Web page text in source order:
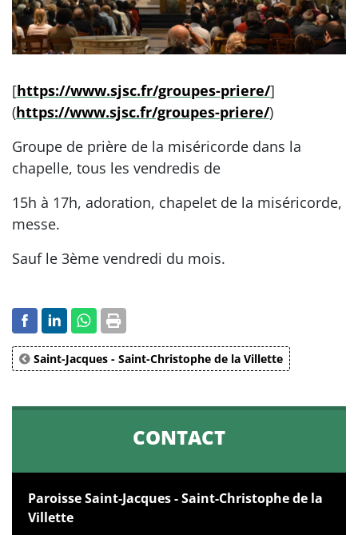
[https://www.sjsc.fr/groupes-priere/]
(https://www.sjsc.fr/groupes-priere/)
Groupe de prière de la miséricorde dans la
chapelle, tous les vendredis de
15h à 17h, adoration, chapelet de la miséricorde,
messe.
Sauf le 3ème vendredi du mois.
Saint-Jacques - Saint-Christophe de la Villette
CONTACT
Paroisse Saint-Jacques - Saint-Christophe de la
Villette